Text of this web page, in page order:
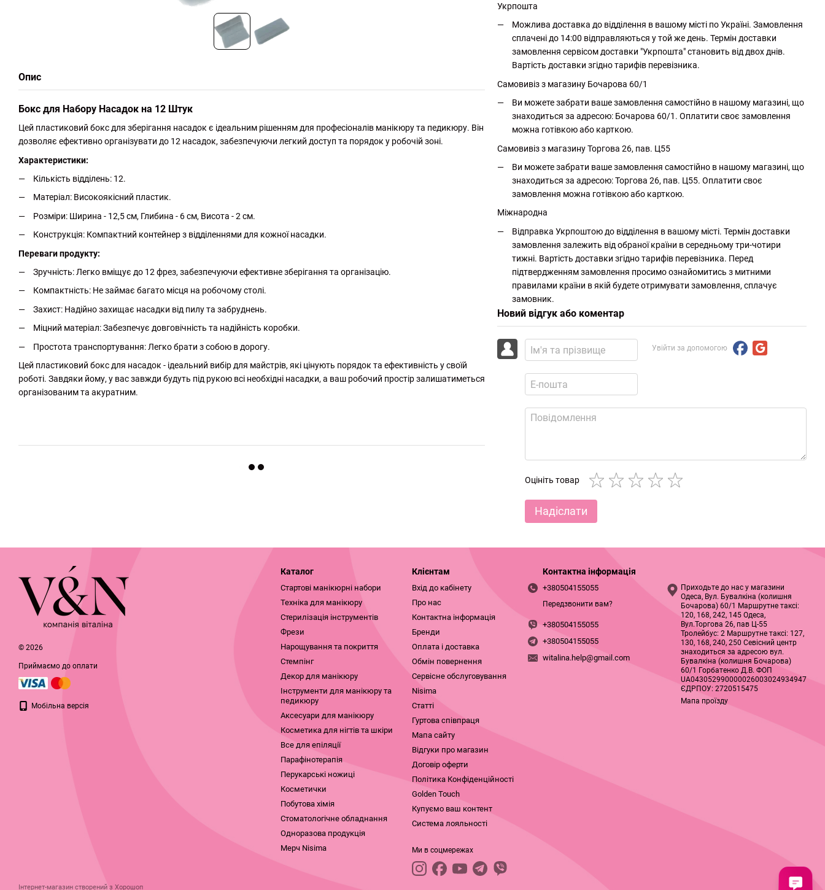
Опис
Бокс для Набору Насадок на 12 Штук
Цей пластиковий бокс для зберігання насадок є ідеальним рішенням для професіоналів манікюру та педикюру. Він
дозволяє ефективно організувати до 12 насадок, забезпечуючи легкий доступ та порядок у робочій зоні.
Характеристики:
Кількість відділень: 12.
Матеріал: Високоякісний пластик.
Розміри: Ширина - 12,5 см, Глибина - 6 см, Висота - 2 см.
Конструкція: Компактний контейнер з відділеннями для кожної насадки.
Переваги продукту:
Зручність: Легко вміщує до 12 фрез, забезпечуючи ефективне зберігання та організацію.
Компактність: Не займає багато місця на робочому столі.
Захист: Надійно захищає насадки від пилу та забруднень.
Міцний матеріал: Забезпечує довговічність та надійність коробки.
Простота транспортування: Легко брати з собою в дорогу.
Цей пластиковий бокс для насадок - ідеальний вибір для майстрів, які цінують порядок та ефективність у своїй
роботі. Завдяки йому, у вас завжди будуть під рукою всі необхідні насадки, а ваш робочий простір залишатиметься
організованим та акуратним.
Укрпошта
Можлива доставка до відділення в вашому місті по Україні. Замовлення
сплачені до 14:00 відправляються у той же день. Термін доставки
замовлення сервісом доставки "Укрпошта" становить від двох днів.
Вартість доставки згідно тарифів перевізника.
Самовивіз з магазину Бочарова 60/1
Ви можете забрати ваше замовлення самостійно в нашому магазині, що
знаходиться за адресою: Бочарова 60/1. Оплатити своє замовлення
можна готівкою або карткою.
Самовивіз з магазину Торгова 26, пав. Ц55
Ви можете забрати ваше замовлення самостійно в нашому магазині, що
знаходиться за адресою: Торгова 26, пав. Ц55. Оплатити своє
замовлення можна готівкою або карткою.
Міжнародна
Відправка Укрпоштою до відділення в вашому місті. Термін доставки
замовлення залежить від обраної країни в середньому три-чотири
тижні. Вартість доставки згідно тарифів перевізника. Перед
підтвердженням замовлення просимо ознайомитись з митними
правилами країни в якій будете отримувати замовлення, сплачує
замовник.
Новий відгук або коментар
Увійти за допомогою
Оцініть товар
Надіслати
© 2026
Приймаємо до оплати
Мобільна версія
Інтернет-магазин створений з Хорошоп
Каталог
Стартові манікюрні набори
Техніка для манікюру
Стерилізація інструментів
Фрези
Нарощування та покриття
Стемпінг
Декор для манікюру
Інструменти для манікюру та
педикюру
Аксесуари для манікюру
Косметика для нігтів та шкіри
Все для епіляції
Парафінотерапія
Перукарські ножиці
Косметички
Побутова хімія
Стоматологічне обладнання
Одноразова продукція
Мерч Nisima
Клієнтам
Вхід до кабінету
Про нас
Контактна інформація
Бренди
Оплата і доставка
Обмін повернення
Сервісне обслуговування
Nisima
Статті
Гуртова співпраця
Мапа сайту
Відгуки про магазин
Договір оферти
Політика Конфіденційності
Golden Touch
Купуємо ваш контент
Система лояльності
Ми в соцмережах
Контактна інформація
+380504155055
Передзвонити вам?
+380504155055
+380504155055
witalina.help@gmail.com
Приходьте до нас у магазини
Одеса, Вул. Бувалкіна (колишня
Бочарова) 60/1 Маршрутне таксі:
120, 168, 242, 145 Одеса,
Вул.Торгова 26, пав Ц-55
Тролейбус: 2 Маршрутне таксі: 127,
130, 168, 240, 250 Севісний центр
знаходиться за адресою вул.
Бувалкіна (колишня Бочарова)
60/1 Горбатенко Д.В. ФОП
UA043052990000026003024934947
ЄДРПОУ: 2720515475
Мапа проїзду